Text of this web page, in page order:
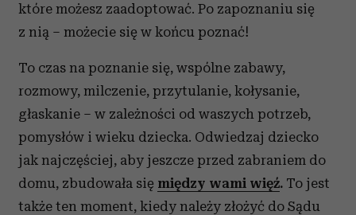
które możesz zaadoptować. Po zapoznaniu się
z nią – możecie się w końcu poznać!
To czas na poznanie się, wspólne zabawy,
rozmowy, milczenie, przytulanie, kołysanie,
głaskanie – w zależności od waszych potrzeb,
pomysłów i wieku dziecka. Odwiedzaj dziecko
jak najczęściej, aby jeszcze przed zabraniem do
domu, zbudowała się między wami więź. To jest
także ten moment, kiedy należy złożyć do Sądu